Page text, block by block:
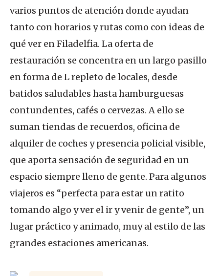
varios puntos de atención donde ayudan
tanto con horarios y rutas como con ideas de
qué ver en Filadelfia. La oferta de
restauración se concentra en un largo pasillo
en forma de L repleto de locales, desde
batidos saludables hasta hamburguesas
contundentes, cafés o cervezas. A ello se
suman tiendas de recuerdos, oficina de
alquiler de coches y presencia policial visible,
que aporta sensación de seguridad en un
espacio siempre lleno de gente. Para algunos
viajeros es “perfecta para estar un ratito
tomando algo y ver el ir y venir de gente”, un
lugar práctico y animado, muy al estilo de las
grandes estaciones americanas.